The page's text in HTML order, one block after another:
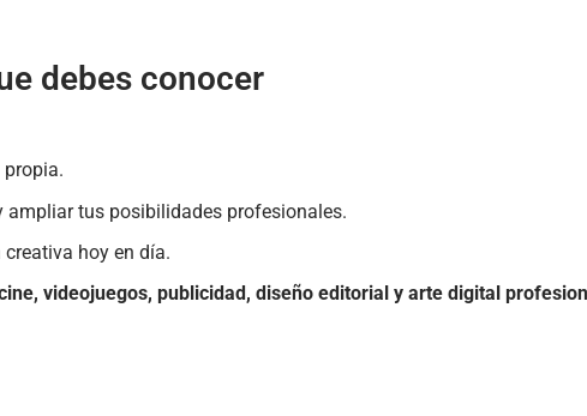
debes conocer
ampliar tus posibilidades profesionales.
hoy en día.
videojuegos, publicidad, diseño editorial y arte digital